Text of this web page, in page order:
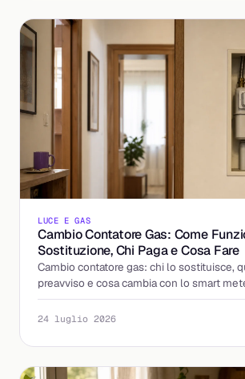
LUCE E GAS
Cambio Contatore Gas: Come
Sostituzione, Chi Paga e Cosa Fare
Cambio contatore gas: chi lo sostituisce,
preavviso e cosa cambia con lo smart
spiegata passo per passo, senza sorprese.
24 luglio 2026